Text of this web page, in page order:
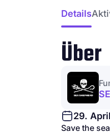
Details
Über
29.
Save the sea